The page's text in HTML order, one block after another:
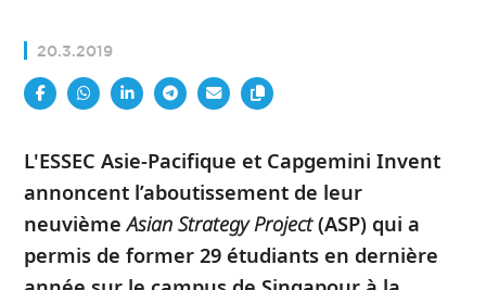
20.3.2019
L'ESSEC Asie-Pacifique et Capgemini Invent
annoncent l’aboutissement de leur
neuvièmeAsian Strategy Project(ASP) qui a
permis de former 29 étudiants en dernière